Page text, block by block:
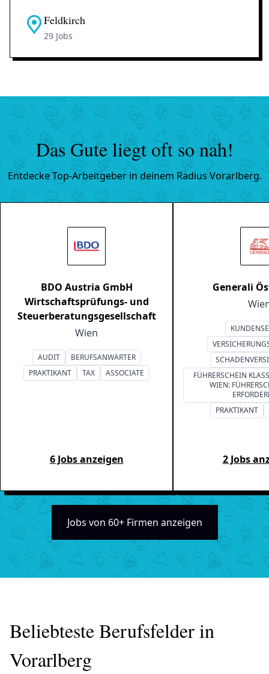
Feldkirch
29 Jobs
Das Gute liegt oft so nah!
Entdecke Top-Arbeitgeber in deinem Radius Vorarlberg.
BDO Austria GmbH
Wirtschaftsprüfungs- und
Steuerberatungsgesellschaft
Wien
AUDIT
BERUFSANWÄRTER
PRAKTIKANT
TAX ASSOCIATE
6 Jobs anzeigen
Generali
FÜHRERSCHEIN
WIEN:
PRAKTIKANT
2 Jobs
Jobs von 60+ Firmen anzeigen
Beliebteste Berufsfelder in
Vorarlberg